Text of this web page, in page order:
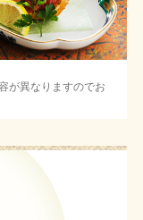
が異なりますのでお